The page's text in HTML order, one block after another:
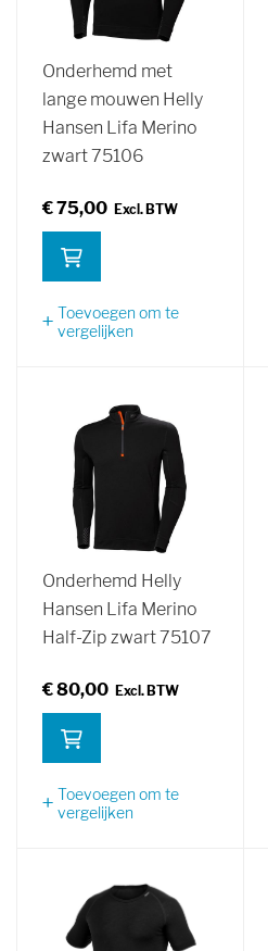
Onderhemd met
lange mouwen Helly
Hansen Lifa Merino
zwart 75106
€ 75,00
Toevoegen om te
vergelijken
Onderhemd Helly
Hansen Lifa Merino
Half-Zip zwart 75107
€ 80,00
Toevoegen om te
vergelijken